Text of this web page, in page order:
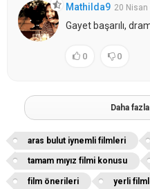
Mathilda9 20 Nisan
Gayet başarılı,
0 0
Daha
aras bulut iynemli filmleri
tamam mıyız filmi konusu
film önerileri yerli